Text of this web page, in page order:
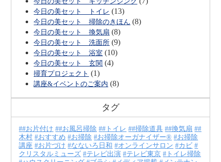
今日の美セット トイレ (13)
今日の美セット 掃除のきほん (8)
今日の美セット 換気扇 (8)
今日の美セット 洗面所 (9)
今日の美セット 浴室 (10)
今日の美セット 玄関 (4)
掃育プロジェクト (1)
講座&イベントのご案内 (8)
タグ
#お片付け #お風呂掃除 #トイレ #掃除道具 #換気扇
#
木村
おすすめ お掃除 お掃除オーガナイザー®
お掃除
講座
お片づけ なないろ日和 オンラインサロン
カビ
クリスタルミューズ
テレビ出演 テレビ東京
トイレ掃除